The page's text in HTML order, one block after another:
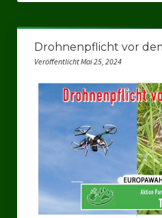
Drohnenpflicht vor
Veröffentlicht Mai 25, 2024